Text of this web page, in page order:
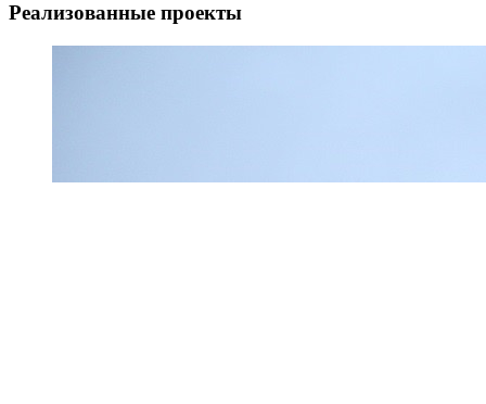
Реализованные проекты